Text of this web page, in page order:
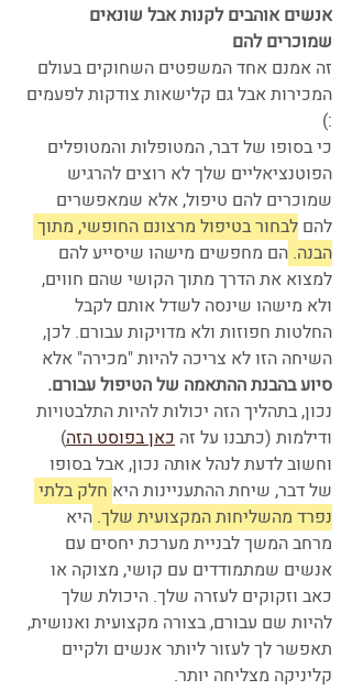
אנשים אוהבים לקנות אבל שונאים
שמוכרים להם
זה אמנם אחד המשפטים השחוקים בעולם
המכירות אבל גם קלישאות צודקות לפעמים
:)
כי בסופו של דבר, המטופלות והמטופלים
הפוטנציאליים שלך לא רוצים להרגיש
שמוכרים להם טיפול, אלא שמאפשרים
להם לבחור בטיפול מרצונם החופשי, מתוך
הבנה. הם מחפשים מישהו שיסייע להם
למצוא את הדרך מתוך הקושי שהם חווים,
ולא מישהו שינסה לשדל אותם לקבל
החלטות חפוזות ולא מדויקות עבורם. לכן,
השיחה הזו לא צריכה להיות "מכירה" אלא
סיוע בהבנת ההתאמה של הטיפול עבורם.
נכון, בתהליך הזה יכולות להיות התלבטויות
ודילמות (כתבנו על זה כאן בפוסט הזה)
וחשוב לדעת לנהל אותה נכון, אבל בסופו
של דבר, שיחת ההתעניינות היא חלק בלתי
נפרד מהשליחות המקצועית שלך. היא
מרחב המשך לבניית מערכת יחסים עם
אנשים שמתמודדים עם קושי, מצוקה או
כאב וזקוקים לעזרה שלך. היכולת שלך
להיות שם עבורם, בצורה מקצועית ואנושית,
תאפשר לך לעזור ליותר אנשים ולקיים
קליניקה מצליחה יותר.